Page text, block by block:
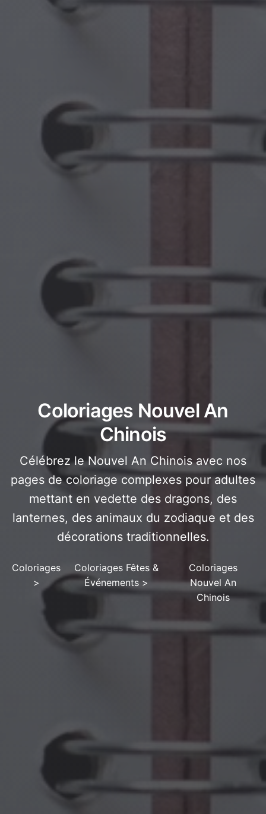
Coloriages Nouvel An
Chinois
Célébrez le Nouvel An Chinois avec nos
pages de coloriage complexes pour adultes
mettant en vedette des dragons, des
lanternes, des animaux du zodiaque et des
décorations traditionnelles.
Coloriages
>
Coloriages Fêtes &
Événements >
Coloriages
Nouvel An
Chinois